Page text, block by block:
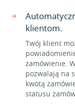
klientom.
Twój klient
zamówienie.
pozwalają na
kwotą
statusu